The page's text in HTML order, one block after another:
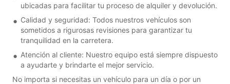
ubicadas para facilitar tu proceso de alquiler y devolución.
Calidad y seguridad: Todos nuestros vehículos son
sometidos a rigurosas revisiones para garantizar tu
tranquilidad en la carretera.
Atención al cliente: Nuestro equipo está siempre dispuesto
a ayudarte y brindarte el mejor servicio.
No importa si necesitas un vehículo para un día o por un